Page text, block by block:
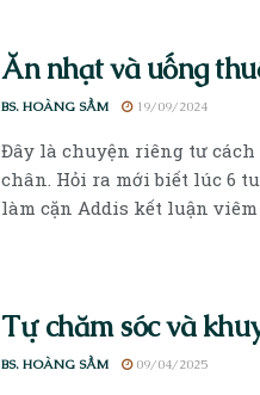
Ăn nhạt và uống
BS. HOÀNG SẦM 19/09/2024
Đây là chuyện riêng tư
chân. Hỏi ra mới biết lúc 6
làm cặn Addis kết luận viêm
Tự chăm sóc và
BS. HOÀNG SẦM 09/04/2025